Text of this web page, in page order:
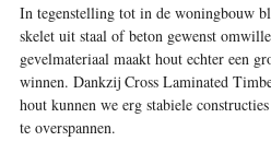
In tegenstelling tot in de woningbouw
skelet uit staal of beton gewenst
gevelmateriaal maakt hout echter een
winnen. Dankzij Cross Laminated
hout kunnen we erg stabiele
te overspannen.